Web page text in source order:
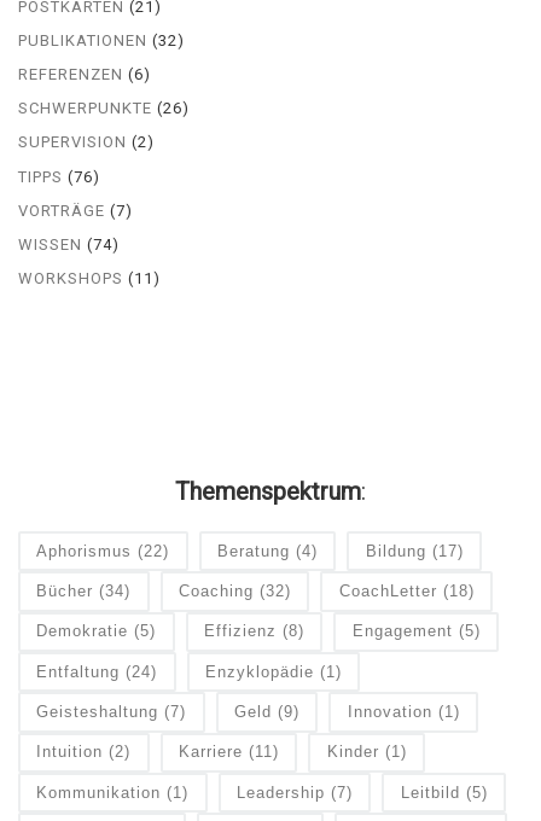
POSTKARTEN (21)
PUBLIKATIONEN (32)
REFERENZEN (6)
SCHWERPUNKTE (26)
SUPERVISION (2)
TIPPS (76)
VORTRÄGE (7)
WISSEN (74)
WORKSHOPS (11)
Themenspektrum:
Aphorismus (22) Beratung (4) Bildung (17)
Bücher (34) Coaching (32) CoachLetter (18)
Demokratie (5) Effizienz (8) Engagement (5)
Entfaltung (24) Enzyklopädie (1)
Geisteshaltung (7) Geld (9) Innovation (1)
Intuition (2) Karriere (11) Kinder (1)
Kommunikation (1) Leadership (7) Leitbild (5)